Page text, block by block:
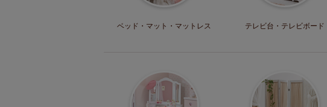
ベッド・マット ・マットレス テレビ台・ テレビボード